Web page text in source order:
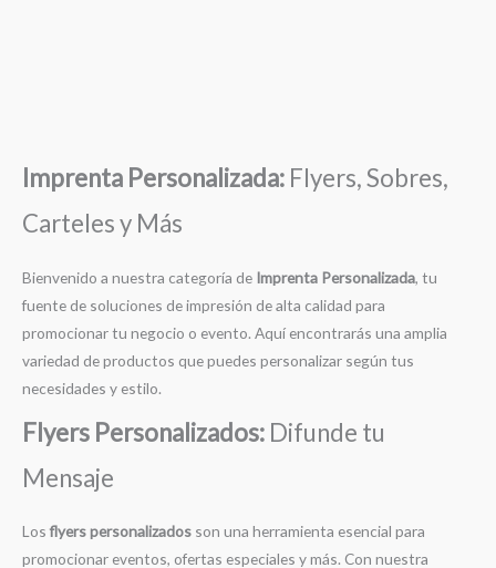
Imprenta Personalizada: Flyers, Sobres,
Carteles y Más
Bienvenido a nuestra categoría de Imprenta Personalizada, tu
fuente de soluciones de impresión de alta calidad para
promocionar tu negocio o evento. Aquí encontrarás una amplia
variedad de productos que puedes personalizar según tus
necesidades y estilo.
Flyers Personalizados: Difunde tu
Mensaje
Los flyers personalizados son una herramienta esencial para
promocionar eventos, ofertas especiales y más. Con nuestra